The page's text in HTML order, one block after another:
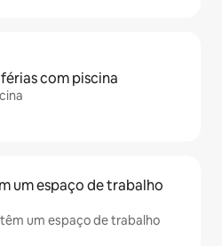
com piscina
um espaço de trabalho
um espaço de trabalho